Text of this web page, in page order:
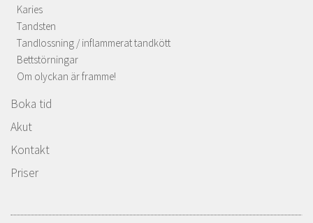
Karies
Tandsten
Tandlossning / inflammerat tandkött
Bettstörningar
Om olyckan är framme!
Boka tid
Akut
Kontakt
Priser